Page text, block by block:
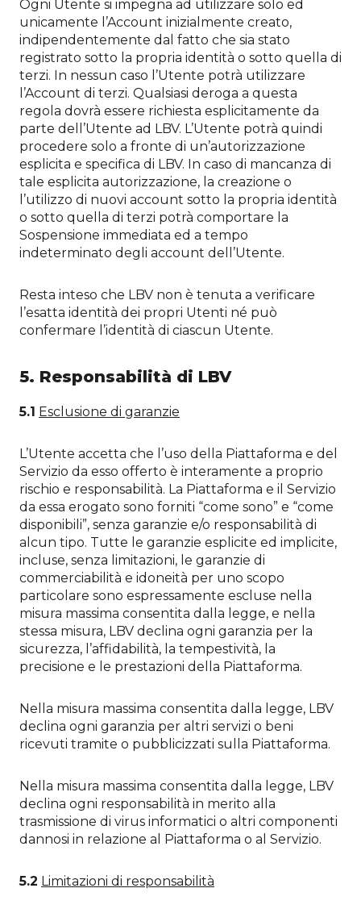
Ogni Utente si impegna ad utilizzare solo ed
unicamente l’Account inizialmente creato,
indipendentemente dal fatto che sia stato
registrato sotto la propria identità o sotto quella di
terzi. In nessun caso l’Utente potrà utilizzare
l’Account di terzi. Qualsiasi deroga a questa
regola dovrà essere richiesta esplicitamente da
parte dell’Utente ad LBV. L’Utente potrà quindi
procedere solo a fronte di un’autorizzazione
esplicita e specifica di LBV. In caso di mancanza di
tale esplicita autorizzazione, la creazione o
l’utilizzo di nuovi account sotto la propria identità
o sotto quella di terzi potrà comportare la
Sospensione immediata ed a tempo
indeterminato degli account dell’Utente.
Resta inteso che LBV non è tenuta a verificare
l’esatta identità dei propri Utenti né può
confermare l’identità di ciascun Utente.
5. Responsabilità di LBV
5.1 Esclusione di garanzie
L’Utente accetta che l’uso della Piattaforma e del
Servizio da esso offerto è interamente a proprio
rischio e responsabilità. La Piattaforma e il Servizio
da essa erogato sono forniti “come sono” e “come
disponibili”, senza garanzie e/o responsabilità di
alcun tipo. Tutte le garanzie esplicite ed implicite,
incluse, senza limitazioni, le garanzie di
commerciabilità e idoneità per uno scopo
particolare sono espressamente escluse nella
misura massima consentita dalla legge, e nella
stessa misura, LBV declina ogni garanzia per la
sicurezza, l’affidabilità, la tempestività, la
precisione e le prestazioni della Piattaforma.
Nella misura massima consentita dalla legge, LBV
declina ogni garanzia per altri servizi o beni
ricevuti tramite o pubblicizzati sulla Piattaforma.
Nella misura massima consentita dalla legge, LBV
declina ogni responsabilità in merito alla
trasmissione di virus informatici o altri componenti
dannosi in relazione al Piattaforma o al Servizio.
5.2 Limitazioni di responsabilità